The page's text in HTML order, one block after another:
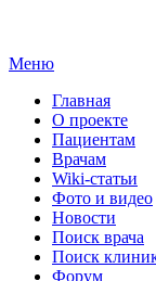
Меню
Главная
О проекте
Пациентам
Врачам
Wiki-статьи
Фото и видео
Новости
Поиск врача
Поиск
Форум